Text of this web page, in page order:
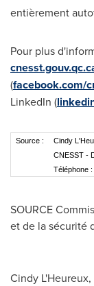
entièrement
Pour plus
(facebook.com/
LinkedIn (
Source :
Cindy
CNESST -
Téléphone
SOURCE
et de la sécurité
Cindy